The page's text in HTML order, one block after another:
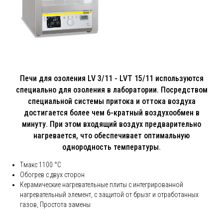
Печи для озоления LV 3/11 - LVT 15/11 используются
специально для озоления в лаборатории. Посредством
специальной системы притока и оттока воздуха
достигается более чем 6-кратный воздухообмен в
минуту. При этом входящий воздух предварительно
нагревается, что обеспечивает оптимальную
oднородность температуры.
Tмакс 1100 °C
Обогрев с двух сторон
Керамические нагревательные плиты с интегрированной
нагревательный элемент, с защитой от брызг и отработанных
газов, Простота замены